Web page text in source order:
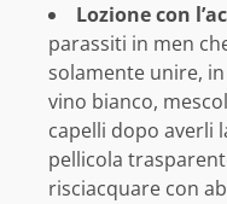
Lozione con
parassiti in men
solamente unire,
vino bianco,
capelli dopo averli
pellicola
risciacquare con